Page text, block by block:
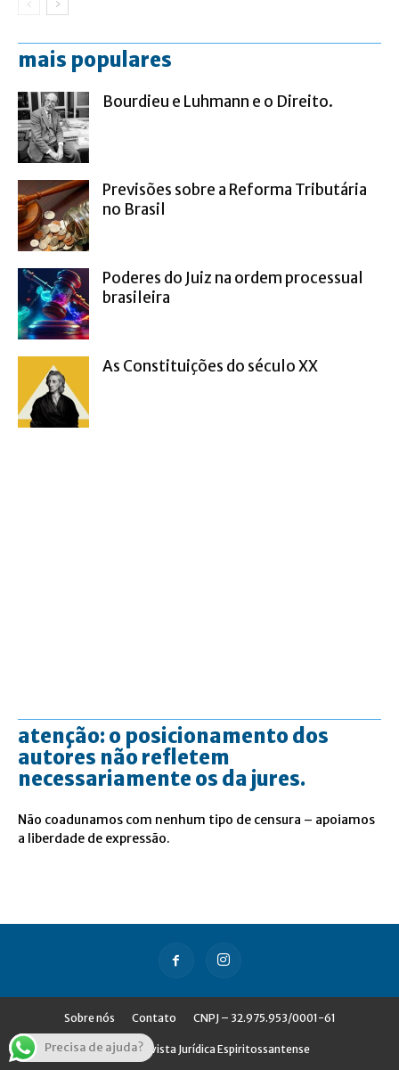
mais populares
Bourdieu e Luhmann e o Direito.
Previsões sobre a Reforma Tributária
no Brasil
Poderes do Juiz na ordem processual
brasileira
As Constituições do século XX
atenção: o posicionamento dos
autores não refletem
necessariamente os da jures.
Não coadunamos com nenhum tipo de censura – apoiamos
a liberdade de expressão.
Sobre nós Contato CNPJ – 32.975.953/0001-61
© Jures - Revista Jurídica Espiritossantense
Precisa de ajuda?